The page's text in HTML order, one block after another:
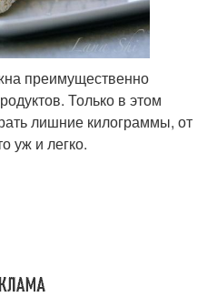
преимущественно
Только в этом
лишние килограммы, от
уж и легко.